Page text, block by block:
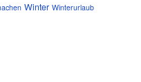
Winter Winterurlaub